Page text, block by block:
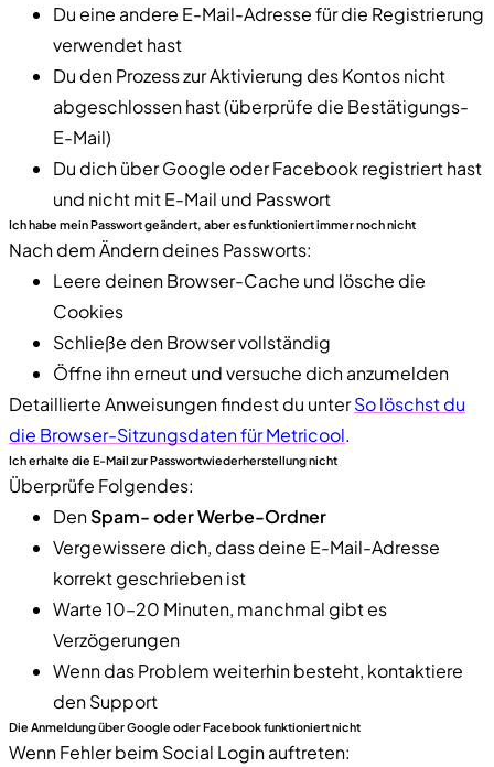
Du eine andere E-Mail-Adresse für die Registrierung
verwendet hast
Du den Prozess zur Aktivierung des Kontos nicht
abgeschlossen hast (überprüfe die Bestätigungs-
E-Mail)
Du dich über Google oder Facebook registriert hast
und nicht mit E-Mail und Passwort
Ich habe mein Passwort geändert, aber es funktioniert immer noch nicht
Nach dem Ändern deines Passworts:
Leere deinen Browser-Cache und lösche die
Cookies
Schließe den Browser vollständig
Öffne ihn erneut und versuche dich anzumelden
Detaillierte Anweisungen findest du unterSo löschst du
die Browser-Sitzungsdaten für Metricool.
Ich erhalte die E-Mail zur Passwortwiederherstellung nicht
Überprüfe Folgendes:
DenSpam- oder Werbe-Ordner
Vergewissere dich, dass deine E-Mail-Adresse
korrekt geschrieben ist
Warte 10–20 Minuten, manchmal gibt es
Verzögerungen
Wenn das Problem weiterhin besteht, kontaktiere
den Support
Die Anmeldung über Google oder Facebook funktioniert nicht
Wenn Fehler beim Social Login auftreten: